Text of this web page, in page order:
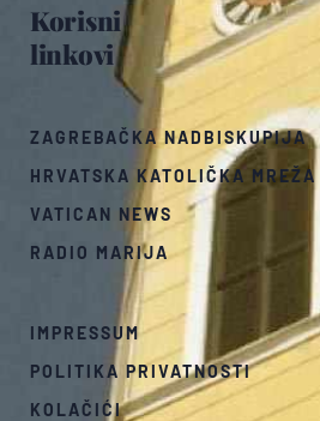
Korisni
linkovi
ZAGREBAČKA NADBISKUPIJA
HRVATSKA KATOLIČKA MREŽA
VATICAN NEWS
RADIO MARIJA
IMPRESSUM
POLITIKA PRIVATNOSTI
KOLAČIĆI